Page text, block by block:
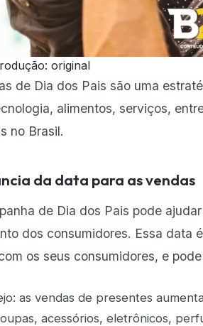
original
de Dia dos Pais são uma
alimentos, serviços,
no Brasil.
da data para as vendas
de Dia dos Pais pode
dos consumidores. Essa data
os seus consumidores, e
as vendas de presentes
acessórios, eletrônicos,